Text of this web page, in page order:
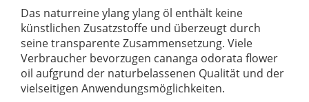
Das naturreine ylang ylang öl enthält keine
künstlichen Zusatzstoffe und überzeugt durch
seine transparente Zusammensetzung. Viele
Verbraucher bevorzugen cananga odorata flower
oil aufgrund der naturbelassenen Qualität und der
vielseitigen Anwendungsmöglichkeiten.